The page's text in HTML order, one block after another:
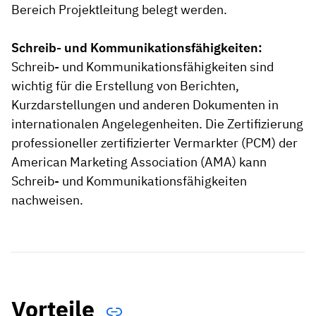
Bereich Projektleitung belegt werden.
Schreib- und Kommunikationsfähigkeiten:
Schreib- und Kommunikationsfähigkeiten sind
wichtig für die Erstellung von Berichten,
Kurzdarstellungen und anderen Dokumenten in
internationalen Angelegenheiten. Die Zertifizierung
professioneller zertifizierter Vermarkter (PCM) der
American Marketing Association (AMA) kann
Schreib- und Kommunikationsfähigkeiten
nachweisen.
Vorteile